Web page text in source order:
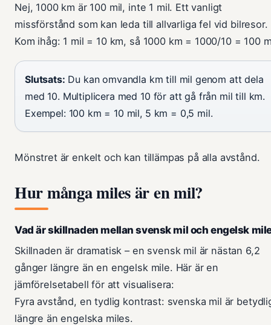
Nej, 1000 km är 100 mil, inte 1 mil. Ett vanligt
missförstånd som kan leda till allvarliga fel vid bilresor.
Kom ihåg: 1 mil = 10 km, så 1000 km = 1000/10 = 100
Slutsats: Du kan omvandla km till mil genom att dela
med 10. Multiplicera med 10 för att gå från mil till km.
Exempel: 100 km = 10 mil, 5 km = 0,5 mil.
Mönstret är enkelt och kan tillämpas på alla avstånd.
Hur många miles är en mil?
Vad är skillnaden mellan svensk mil och engelsk
Skillnaden är dramatisk – en svensk mil är nästan 6,2
gånger längre än en engelsk mile. Här är en
jämförelsetabell för att visualisera:
Fyra avstånd, en tydlig kontrast: svenska mil är
längre än engelska miles.